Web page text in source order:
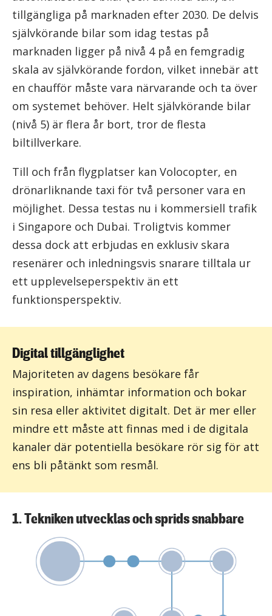
tillgängliga på marknaden efter 2030. De delvis
självkörande bilar som idag testas på
marknaden ligger på nivå 4 på en femgradig
skala av självkörande fordon, vilket innebär att
en chaufför måste vara närvarande och ta över
om systemet behöver. Helt självkörande bilar
(nivå 5) är flera år bort, tror de flesta
biltillverkare.
Till och från flygplatser kan Volocopter, en
drönarliknande taxi för två personer vara en
möjlighet. Dessa testas nu i kommersiell trafik
i Singapore och Dubai. Troligtvis kommer
dessa dock att erbjudas en exklusiv skara
resenärer och inledningsvis snarare tilltala ur
ett upplevelseperspektiv än ett
funktionsperspektiv.
Digital tillgänglighet
Majoriteten av dagens besökare får
inspiration, inhämtar information och bokar
sin resa eller aktivitet digitalt. Det är mer eller
mindre ett måste att finnas med i de digitala
kanaler där potentiella besökare rör sig för att
ens bli påtänkt som resmål.
1. Tekniken utvecklas och sprids snabbare